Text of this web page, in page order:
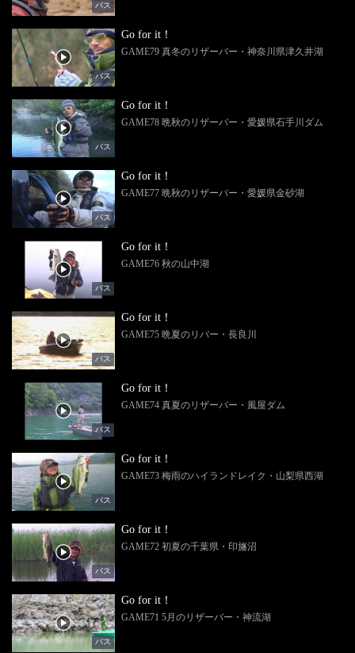
バス
バス
Go for it！
GAME79 真冬のリザーバー・神奈川県津久井湖
バス
Go for it！
GAME78 晩秋のリザーバー・愛媛県石手川ダム
バス
Go for it！
GAME77 晩秋のリザーバー・愛媛県金砂湖
バス
Go for it！
GAME76 秋の山中湖
バス
Go for it！
GAME75 晩夏のリバー・長良川
バス
Go for it！
GAME74 真夏のリザーバー・風屋ダム
バス
Go for it！
GAME73 梅雨のハイランドレイク・山梨県西湖
バス
Go for it！
GAME72 初夏の千葉県・印旛沼
バス
Go for it！
GAME71 5月のリザーバー・神流湖